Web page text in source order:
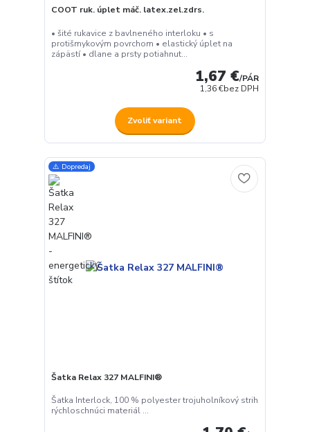
COOT ruk. úplet máč. latex.zel.zdrs.
• šité rukavice z bavlneného interloku • s
protišmykovým povrchom • elastický úplet na
zápästí • dlane a prsty potiahnut...
1,67 €/PÁR
1,36 €bez DPH
Zvoliť variant
⚠️ Dopredaj
Šatka Relax 327 MALFINI®
Šatka Interlock, 100 % polyester trojuholníkový strih
rýchloschnúci materiál ...